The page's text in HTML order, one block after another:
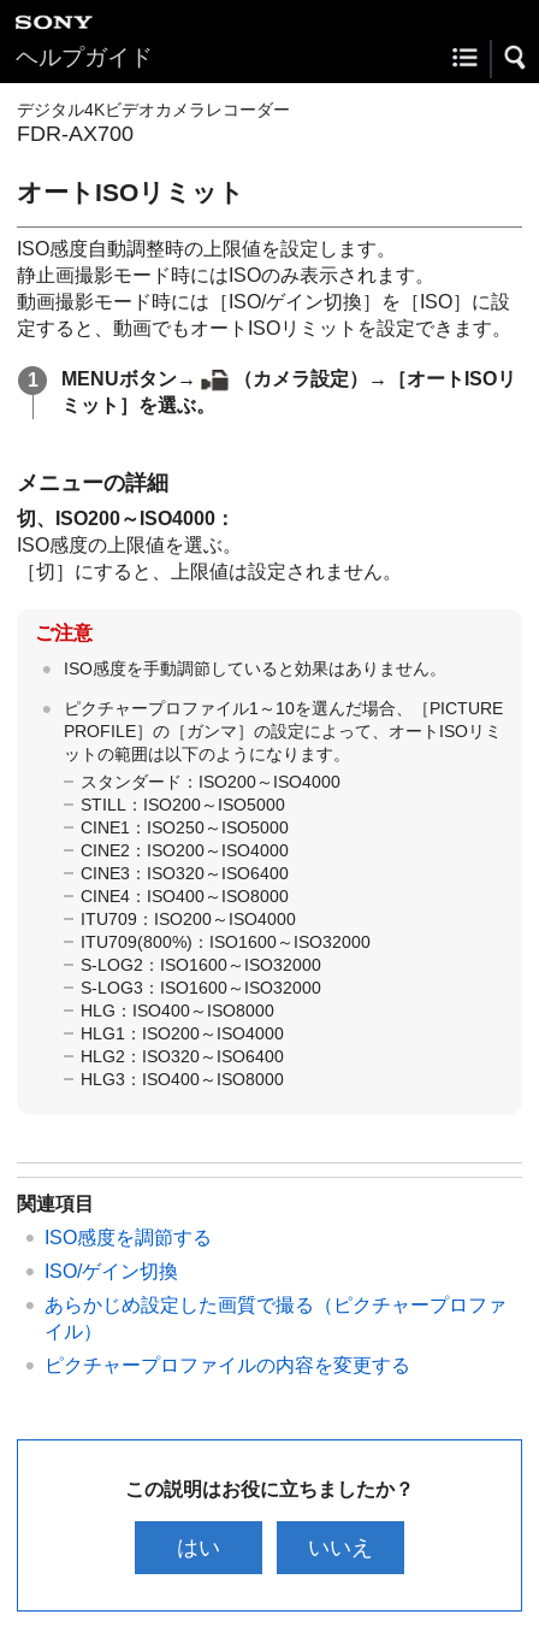
ヘルプガイド
デジタル4Kビデオカメラレコーダー
FDR-AX700
オートISOリミット
ISO感度自動調整時の上限値を設定します。
静止画撮影モード時にはISOのみ表示されます。
動画撮影モード時には［ISO/ゲイン切換］を［ISO］に設
定すると、動画でもオートISOリミットを設定できます。
MENUボタン→
（カメラ設定）→［オートISOリ
ミット］を選ぶ。
メニューの詳細
切、ISO200～ISO4000：
ISO感度の上限値を選ぶ。
［切］にすると、上限値は設定されません。
ご注意
ISO感度を手動調節していると効果はありません。
ピクチャープロファイル1～10を選んだ場合、［PICTURE
PROFILE］の［ガンマ］の設定によって、オートISOリミ
ットの範囲は以下のようになります。
スタンダード：ISO200～ISO4000
STILL：ISO200～ISO5000
CINE1：ISO250～ISO5000
CINE2：ISO200～ISO4000
CINE3：ISO320～ISO6400
CINE4：ISO400～ISO8000
ITU709：ISO200～ISO4000
ITU709(800%)：ISO1600～ISO32000
S-LOG2：ISO1600～ISO32000
S-LOG3：ISO1600～ISO32000
HLG：ISO400～ISO8000
HLG1：ISO200～ISO4000
HLG2：ISO320～ISO6400
HLG3：ISO400～ISO8000
関連項目
ISO感度を調節する
ISO/ゲイン切換
あらかじめ設定した画質で撮る（ピクチャープロファ
イル）
ピクチャープロファイルの内容を変更する
この説明はお役に立ちましたか？
はい いいえ